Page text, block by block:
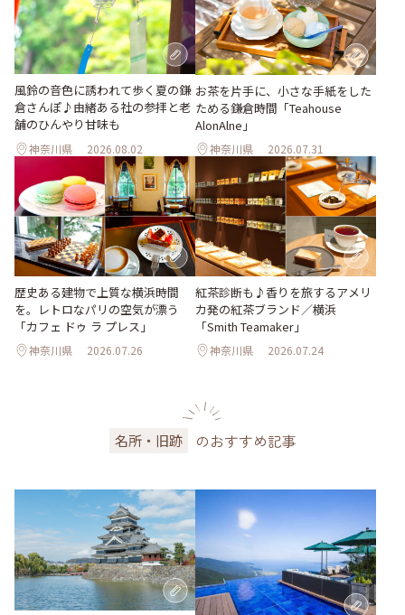
風鈴の音色に誘われて歩く夏の鎌
倉さんぽ♪由緒ある社の参拝と老
舗のひんやり甘味も
神奈川県 2026.08.02
お茶を片手に、小さな手紙をした
ためる鎌倉時間「Teahouse
AlonAlne」
神奈川県 2026.07.31
歴史ある建物で上質な横浜時間
を。レトロなパリの空気が漂う
「カフェ ドゥ ラ プレス」
神奈川県 2026.07.26
紅茶診断も♪香りを旅するアメリ
カ発の紅茶ブランド／横浜
「Smith Teamaker」
神奈川県 2026.07.24
名所・旧跡 のおすすめ記事